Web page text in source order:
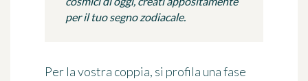
per il tuo segno zodiacale.
Per la vostra coppia, si profila una fase